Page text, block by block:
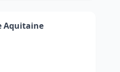
Aquitaine